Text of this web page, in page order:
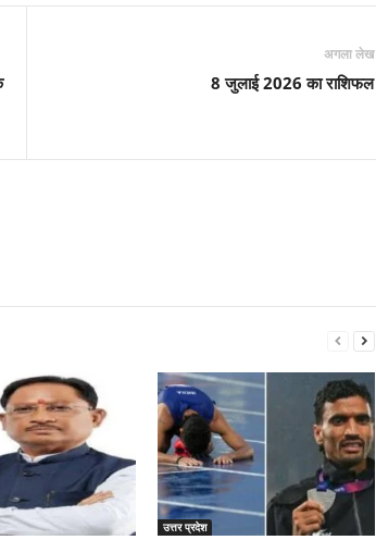
अगला लेख
8 जुलाई 2026 का राशिफल
उत्तर प्रदेश